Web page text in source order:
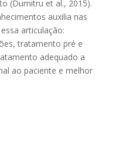
(Dumitru et al., 2015).
auxilia nas
articulação:
tratamento pré e
adequado a
ao paciente e melhor